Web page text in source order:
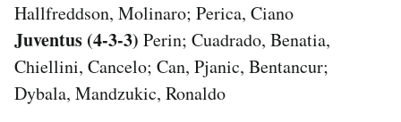
Hallfreddson, Molinaro; Perica, Ciano
Juventus (4-3-3) Perin; Cuadrado, Benatia,
Chiellini, Cancelo; Can, Pjanic, Bentancur;
Dybala, Mandzukic, Ronaldo